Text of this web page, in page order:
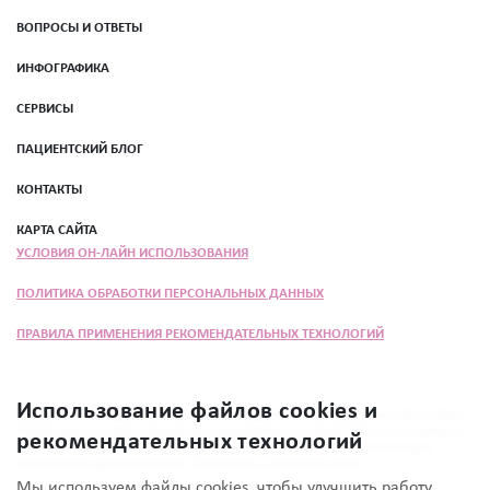
ВОПРОСЫ И ОТВЕТЫ
ИНФОГРАФИКА
СЕРВИСЫ
ПАЦИЕНТСКИЙ БЛОГ
КОНТАКТЫ
КАРТА САЙТА
УСЛОВИЯ ОН-ЛАЙН ИСПОЛЬЗОВАНИЯ
ПОЛИТИКА ОБРАБОТКИ ПЕРСОНАЛЬНЫХ ДАННЫХ
ПРАВИЛА ПРИМЕНЕНИЯ РЕКОМЕНДАТЕЛЬНЫХ ТЕХНОЛОГИЙ
Программа «Женщина прежде всего» разработана при поддержке ООО «Эбботт
Лэбораториз» в целях повышения осведомлённости общественности о вопросах
состояния здоровья. Информация в материале не заменяет консультации
Использование файлов cookies и
рекомендательных технологий